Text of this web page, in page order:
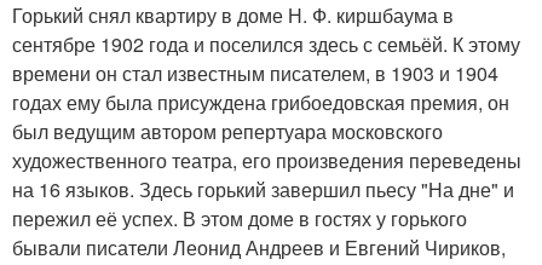
Горький снял квартиру в доме Н. Ф. киршбаума в
сентябре 1902 года и поселился здесь с семьёй. К этому
времени он стал известным писателем, в 1903 и 1904
годах ему была присуждена грибоедовская премия, он
был ведущим автором репертуара московского
художественного театра, его произведения переведены
на 16 языков. Здесь горький завершил пьесу "На дне" и
пережил её успех. В этом доме в гостях у горького
бывали писатели Леонид Андреев и Евгений Чириков,